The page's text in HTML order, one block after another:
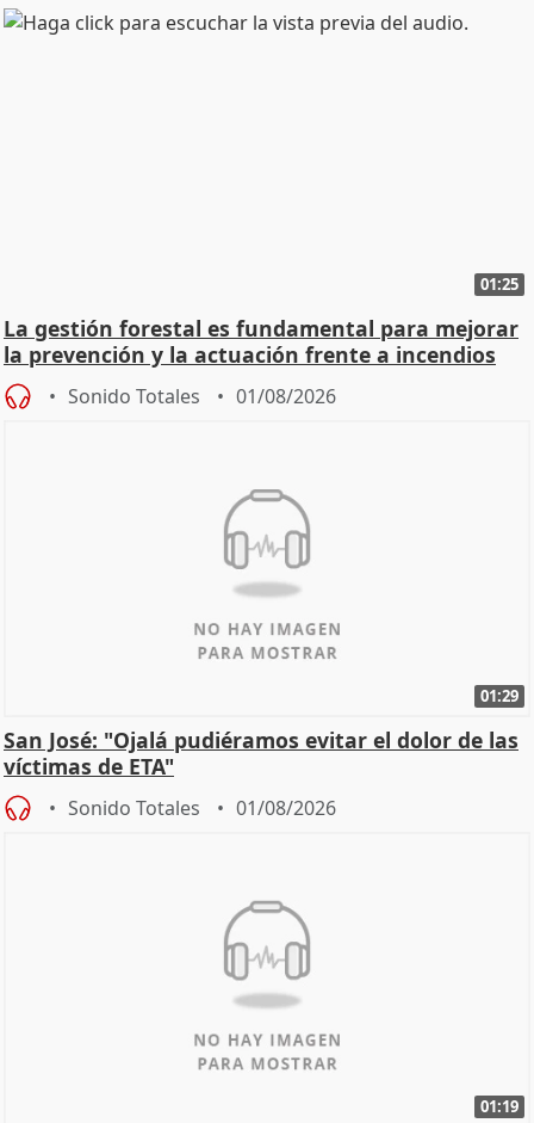
01:25
La gestión forestal es fundamental para mejorar
la prevención y la actuación frente a incendios
Sonido Totales 01/08/2026
01:29
San José: "Ojalá pudiéramos evitar el dolor de las
víctimas de ETA"
Sonido Totales 01/08/2026
01:19